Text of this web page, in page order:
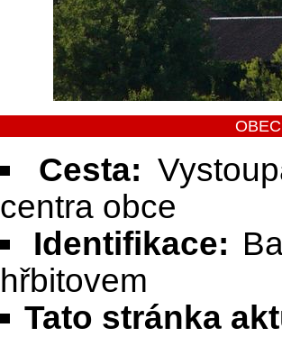
Cesta:
centra obce
Identifikace:
hřbitovem
Tato stránka